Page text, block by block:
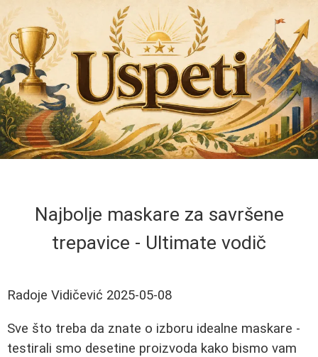
Najbolje maskare za savršene
trepavice - Ultimate vodič
Radoje Vidičević 2025-05-08
Sve što treba da znate o izboru idealne maskare -
testirali smo desetine proizvoda kako bismo vam